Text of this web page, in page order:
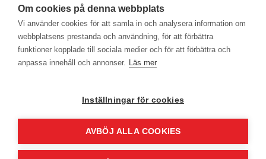
Om cookies på denna webbplats
Vi använder cookies för att samla in och analysera information om
webbplatsens prestanda och användning, för att förbättra
funktioner kopplade till sociala medier och för att förbättra och
anpassa innehåll och annonser. Läs mer
Inställningar för cookies
AVBÖJ ALLA COOKIES
Kontakta oss
Butiker
Press
EM Home Möbler AB, Meteorologvägen 10, Telefon: 010-499 25 00,
E-post info@emhome.se